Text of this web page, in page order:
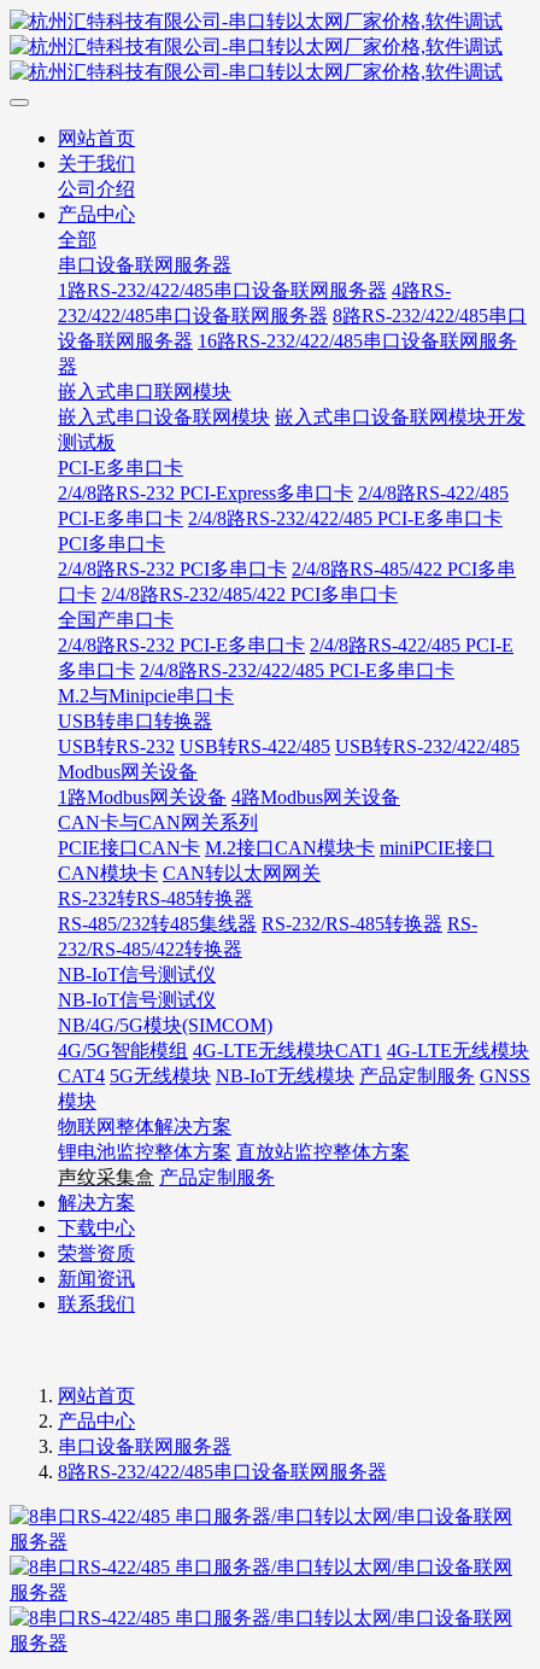
网站首页
关于我们
公司介绍
产品中心
全部
串口设备联网服务器
1路RS-232/422/485串口设备联网服务器 4路RS-
232/422/485串口设备联网服务器 8路RS-232/422/485串口
设备联网服务器 16路RS-232/422/485串口设备联网服务
器
嵌入式串口联网模块
嵌入式串口设备联网模块 嵌入式串口设备联网模块开发
测试板
PCI-E多串口卡
2/4/8路RS-232 PCI-Express多串口卡 2/4/8路RS-422/485
PCI-E多串口卡 2/4/8路RS-232/422/485 PCI-E多串口卡
PCI多串口卡
2/4/8路RS-232 PCI多串口卡 2/4/8路RS-485/422 PCI多串
口卡 2/4/8路RS-232/485/422 PCI多串口卡
全国产串口卡
2/4/8路RS-232 PCI-E多串口卡 2/4/8路RS-422/485 PCI-E
多串口卡 2/4/8路RS-232/422/485 PCI-E多串口卡
M.2与Minipcie串口卡
USB转串口转换器
USB转RS-232 USB转RS-422/485 USB转RS-232/422/485
Modbus网关设备
1路Modbus网关设备 4路Modbus网关设备
CAN卡与CAN网关系列
PCIE接口CAN卡 M.2接口CAN模块卡 miniPCIE接口
CAN模块卡 CAN转以太网网关
RS-232转RS-485转换器
RS-485/232转485集线器 RS-232/RS-485转换器 RS-
232/RS-485/422转换器
NB-IoT信号测试仪
NB-IoT信号测试仪
NB/4G/5G模块(SIMCOM)
4G/5G智能模组 4G-LTE无线模块CAT1 4G-LTE无线模块
CAT4 5G无线模块 NB-IoT无线模块 产品定制服务 GNSS
模块
物联网整体解决方案
锂电池监控整体方案 直放站监控整体方案
声纹采集盒 产品定制服务
解决方案
下载中心
荣誉资质
新闻资讯
联系我们
网站首页
产品中心
串口设备联网服务器
8路RS-232/422/485串口设备联网服务器